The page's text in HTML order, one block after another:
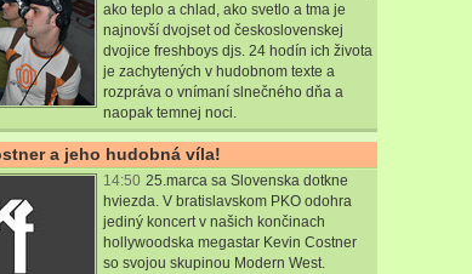
ako teplo a chlad, ako svetlo a tma je
najnovší dvojset od československej
dvojice freshboys djs. 24 hodín ich života
je zachytených v hudobnom texte a
rozpráva o vnímaní slnečného dňa a
naopak temnej noci.
a jeho hudobná víla!
14:50 25.marca sa Slovenska dotkne
hviezda. V bratislavskom PKO odohra
jediný koncert v našich končinach
hollywoodska megastar Kevin Costner
so svojou skupinou Modern West.